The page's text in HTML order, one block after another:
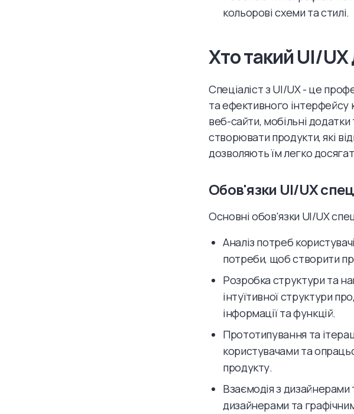
кольорові схеми та стилі.
Хто такий UI/
Спеціаліст з UI/UX - це
та ефективного інтерфейсу
веб-сайти, мобільні
створювати продукти, які
дозволяють їм легко
Обов'язки UI/UX
Основні обов'язки UI/UX
Аналіз потреб
потреби, щоб створити
Розробка структури та
інтуїтивної структури
інформації та функцій.
Прототипування та
користувачами та
продукту.
Взаємодія з
дизайнерами та